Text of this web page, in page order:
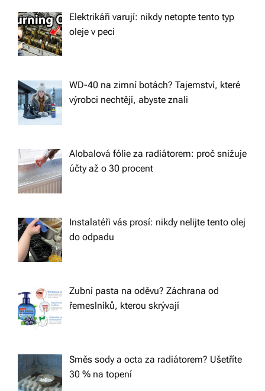
Elektrikáři varují: nikdy netopte tento typ
oleje v peci
WD-40 na zimní botách? Tajemství, které
výrobci nechtějí, abyste znali
Alobalová fólie za radiátorem: proč snižuje
účty až o 30 procent
Instalatéři vás prosí: nikdy nelijte tento olej
do odpadu
Zubní pasta na oděvu? Záchrana od
řemeslníků, kterou skrývají
Směs sody a octa za radiátorem? Ušetříte
30 % na topení